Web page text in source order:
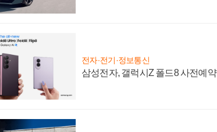
전자·전기·정보통신
삼성전자, 갤럭시Z 폴드8 사전예